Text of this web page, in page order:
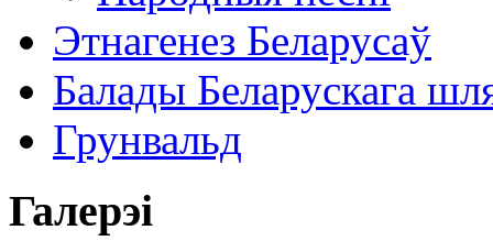
Этнагенез Беларусаў
Балады Беларускага
Грунвальд
Галерэі